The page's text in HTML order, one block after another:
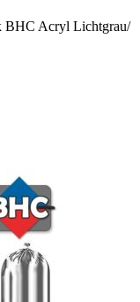
BHC Acryl Lichtgrau/